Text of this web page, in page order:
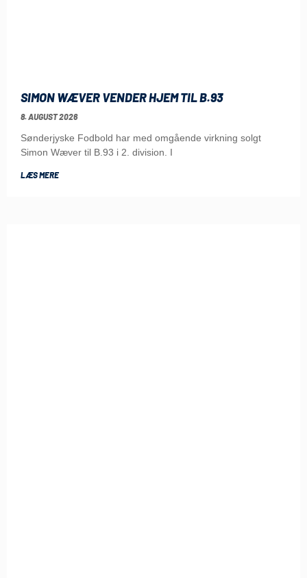
SIMON WÆVER VENDER HJEM TIL B.93
8. AUGUST 2026
Sønderjyske Fodbold har med omgående virkning solgt
Simon Wæver til B.93 i 2. division. I
LÆS MERE